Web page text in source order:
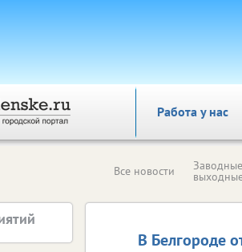
Работа у нас
Все новости Заводные
В Белгороде